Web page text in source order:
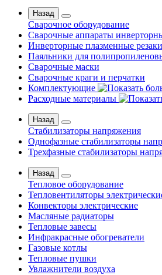
Назад
Сварочное оборудование
Сварочные аппараты
Инверторные плазменные
Паяльники для
Сварочные маски
Сварочные краги и перчатки
Комплектующие
Расходные материалы
Назад
Стабилизаторы напряжения
Однофазные стабилизаторы
Трехфазные стабилизаторы
Назад
Тепловое оборудование
Тепловентиляторы
Конвекторы электрические
Масляные радиаторы
Тепловые завесы
Инфракрасные обогреватели
Газовые котлы
Тепловые пушки
Увлажнители воздуха